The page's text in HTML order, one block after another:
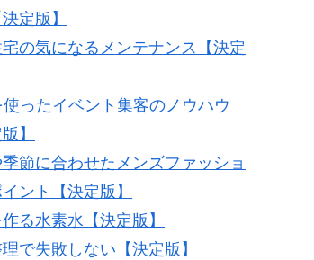
定版】
の気になるメンテナンス【決定
使ったイベント集客のノウハウ
】
節に合わせたメンズファッショ
ント【決定版】
る水素水【決定版】
で失敗しない【決定版】